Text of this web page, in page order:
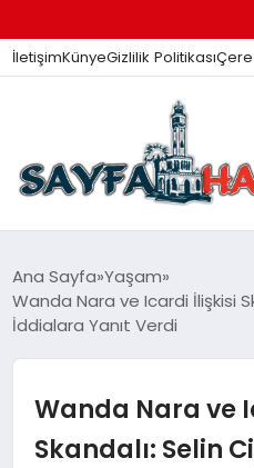
İletişimKünyeGizlilik Politikası
ANA SAYFA
GÜNDEM
İZMIR HABERLERI
Ana Sayfa Yaşam
Wanda Nara ve Icardi İlişkisi
İddialara Yanıt Verdi
Wanda Nara ve
Skandalı: Selin